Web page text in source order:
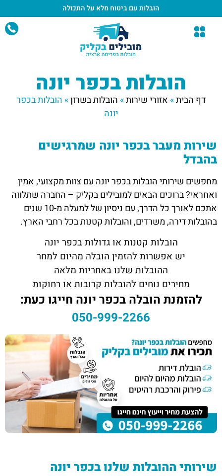
הובלות עם ביטוח מלא על התכולה
הובלות בכפר יונה
דף הבית» אזורי שירות» הובלות בשרון» הובלות בכפר
יונה
שירות מעבר בכפר יונה שמרגישים
בהבדל
מחפשים שירותי הובלות בכפר יונה עם צוות מקצועי, אמין
ואחראי? ברוכים הבאים למובילים בקליק – החברה שתלווה
אתכם לאורך כל הדרך, עם ניסיון של למעלה מ-10 שנים
בהובלות דירה, משרדים, והובלות קטנות בכל רחבי הארץ.
הובלות קטנות או גדולות בכפר יונה
יש אפשרות להזמין הובלה מהיום למחר
ההובלות שלנו באחריות מלאה
מחירים נוחים להובלות קרובות או רחוקות
להזמנת הובלה בכפר יונה חייגו כעת:
050-999-2266
שירותי ההובלות שלנו בכפר יונה